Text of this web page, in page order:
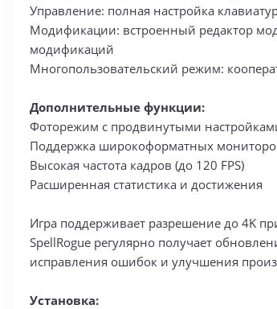
Управление: полная настройка
Модификации: встроенный редактор
модификаций
Многопользовательский режим:
Дополнительные функции:
Фоторежим с продвинутыми
Поддержка широкоформатных
Высокая частота кадров (до 120 FPS)
Расширенная статистика и достижения
Игра поддерживает разрешение до 4K
SpellRogue регулярно получает
исправления ошибок и улучшения
Установка: